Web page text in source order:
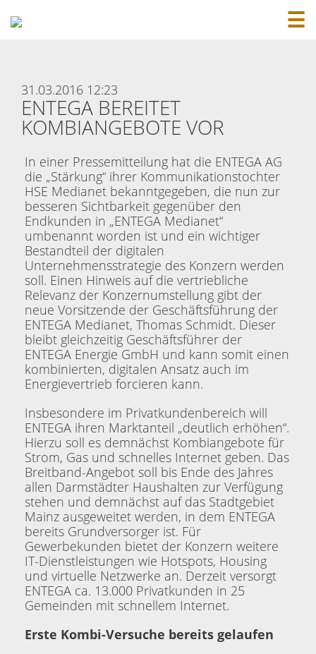
☰
31.03.2016 12:23
ENTEGA BEREITET
KOMBIANGEBOTE VOR
In einer Pressemitteilung hat die ENTEGA AG
die „Stärkung“ ihrer Kommunikationstochter
HSE Medianet bekanntgegeben, die nun zur
besseren Sichtbarkeit gegenüber den
Endkunden in „ENTEGA Medianet“
umbenannt worden ist und ein wichtiger
Bestandteil der digitalen
Unternehmensstrategie des Konzern werden
soll. Einen Hinweis auf die vertriebliche
Relevanz der Konzernumstellung gibt der
neue Vorsitzende der Geschäftsführung der
ENTEGA Medianet, Thomas Schmidt. Dieser
bleibt gleichzeitig Geschäftsführer der
ENTEGA Energie GmbH und kann somit einen
kombinierten, digitalen Ansatz auch im
Energievertrieb forcieren kann.
Insbesondere im Privatkundenbereich will
ENTEGA ihren Marktanteil „deutlich erhöhen“.
Hierzu soll es demnächst Kombiangebote für
Strom, Gas und schnelles Internet geben. Das
Breitband-Angebot soll bis Ende des Jahres
allen Darmstädter Haushalten zur Verfügung
stehen und demnächst auf das Stadtgebiet
Mainz ausgeweitet werden, in dem ENTEGA
bereits Grundversorger ist. Für
Gewerbekunden bietet der Konzern weitere
IT-Dienstleistungen wie Hotspots, Housing
und virtuelle Netzwerke an. Derzeit versorgt
ENTEGA ca. 13.000 Privatkunden in 25
Gemeinden mit schnellem Internet.
Erste Kombi-Versuche bereits gelaufen